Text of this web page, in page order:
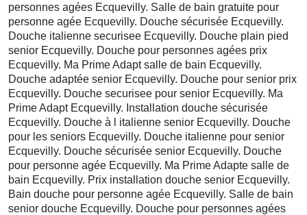
personnes agées Ecquevilly. Salle de bain gratuite pour
personne agée Ecquevilly. Douche sécurisée Ecquevilly.
Douche italienne securisee Ecquevilly. Douche plain pied
senior Ecquevilly. Douche pour personnes agées prix
Ecquevilly. Ma Prime Adapt salle de bain Ecquevilly.
Douche adaptée senior Ecquevilly. Douche pour senior prix
Ecquevilly. Douche securisee pour senior Ecquevilly. Ma
Prime Adapt Ecquevilly. Installation douche sécurisée
Ecquevilly. Douche à l italienne senior Ecquevilly. Douche
pour les seniors Ecquevilly. Douche italienne pour senior
Ecquevilly. Douche sécurisée senior Ecquevilly. Douche
pour personne agée Ecquevilly. Ma Prime Adapte salle de
bain Ecquevilly. Prix installation douche senior Ecquevilly.
Bain douche pour personne agée Ecquevilly. Salle de bain
senior douche Ecquevilly. Douche pour personnes agées